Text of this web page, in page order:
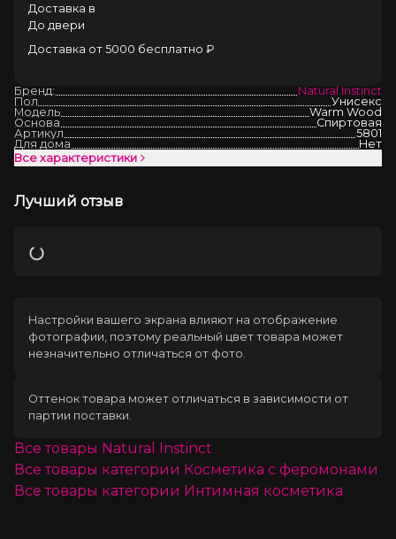
Доставка в
До двери
Доставка от 5000 бесплатно ₽
Бренд:
Natural Instinct
Пол
Унисекс
Модель
Warm Wood
Основа
Спиртовая
Артикул
5801
Для дома
Нет
Все характеристики
Лучший отзыв
Загрузка
Настройки вашего экрана влияют на отображение
фотографии, поэтому реальный цвет товара может
незначительно отличаться от фото.
Оттенок товара может отличаться в зависимости от
партии поставки.
Все товары Natural Instinct
Все товары категории Косметика с феромонами
Все товары категории Интимная косметика